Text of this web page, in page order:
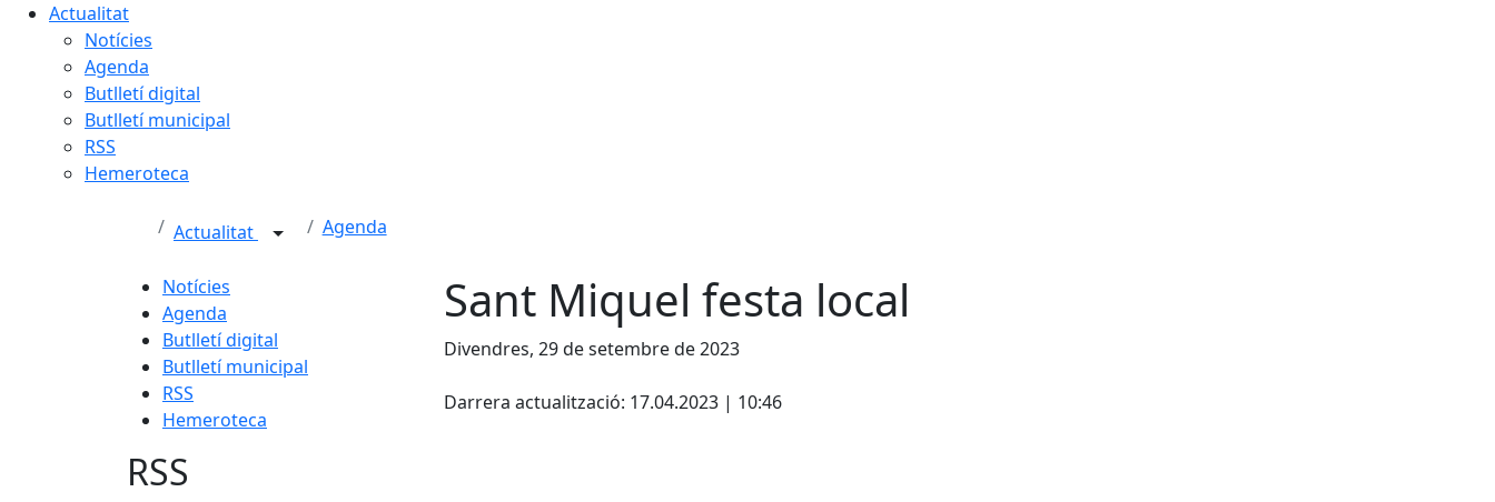
Actualitat
Notícies
Agenda
Butlletí digital
Butlletí municipal
RSS
Hemeroteca
Actualitat Agenda
Notícies
Agenda
Butlletí digital
Butlletí municipal
RSS
Hemeroteca
Sant Miquel festa local
Divendres, 29 de setembre de 2023
Darrera actualització: 17.04.2023 | 10:46
RSS